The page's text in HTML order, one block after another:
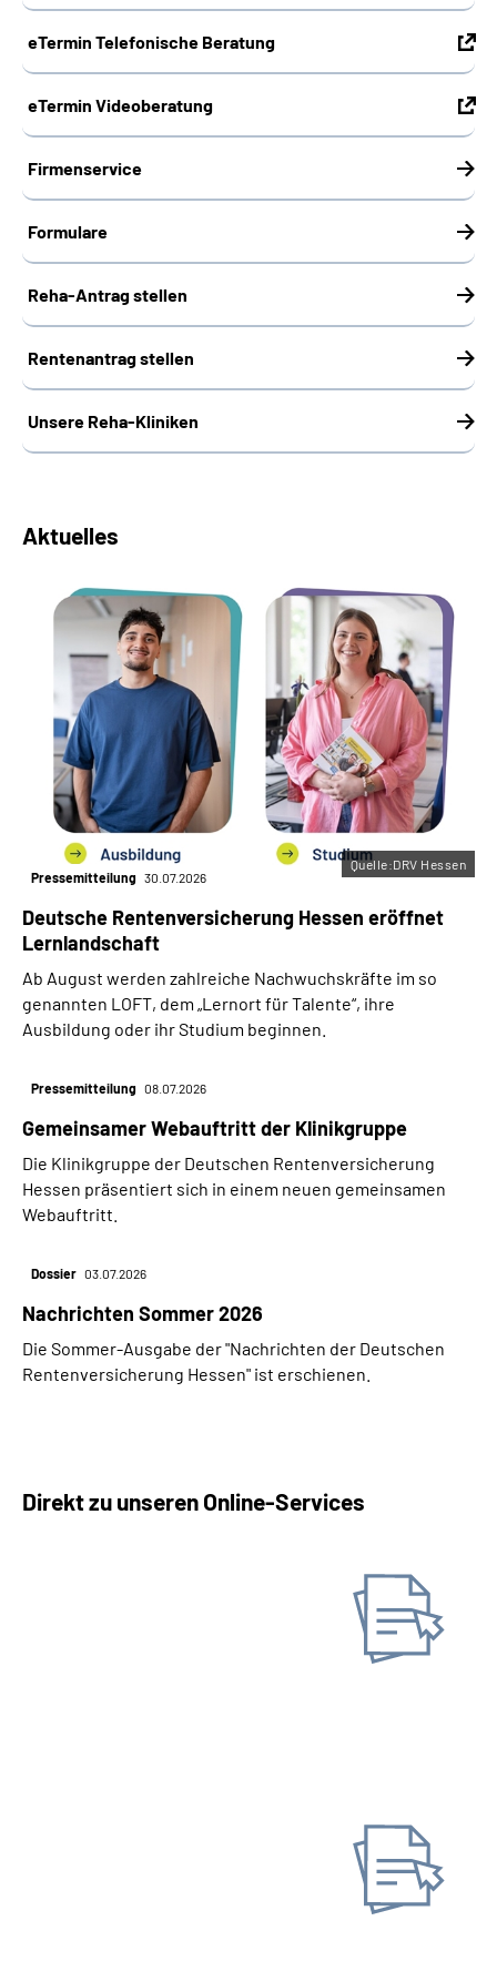
eTermin Telefonische Beratung
eTermin Videoberatung
Firmenservice
Formulare
Reha-Antrag stellen
Rentenantrag stellen
Unsere Reha-Kliniken
Aktuelles
Pressemitteilung 30.07.2026
Deutsche Rentenversicherung Hessen eröffnet
Lernlandschaft
Ab August werden zahlreiche Nachwuchskräfte im so
genannten LOFT, dem „Lernort für Talente“, ihre
Ausbildung oder ihr Studium beginnen.
Quelle:DRV Hessen
Pressemitteilung 08.07.2026
Gemeinsamer Webauftritt der Klinikgruppe
Die Klinikgruppe der Deutschen Rentenversicherung
Hessen präsentiert sich in einem neuen gemeinsamen
Webauftritt.
Dossier 03.07.2026
Nachrichten Sommer 2026
Die Sommer-Ausgabe der "Nachrichten der Deutschen
Rentenversicherung Hessen" ist erschienen.
Direkt zu unseren Online-Services